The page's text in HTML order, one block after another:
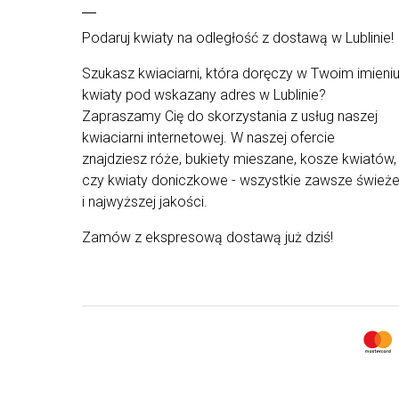
asortyment z naszej oferty pochodzi od
florystów są tworzone tylko ze świeżych, starannie
kompozycje mogły trafi prosto do rąk waszych
najbliższych. Z uwagi na ograniczoną dostępność
kwiatów od dostawców i występowanie ich
różnych rodzajów - kompozycja może różnić się
od tej przedstawionej na zdjęciu.
Podaruj kwiaty na odległość z dostawą w Lublinie!
Szukasz kwiaciarni, która doręczy w Twoim imieniu
kwiaty pod wskazany adres w Lublinie?
Zapraszamy Cię do skorzystania z usług naszej
kwiaciarni internetowej. W naszej ofercie
znajdziesz róże, bukiety mieszane, kosze kwiatów,
czy kwiaty doniczkowe - wszystkie zawsze świeże
i najwyższej jakości.
Zamów z ekspresową dostawą już dziś!